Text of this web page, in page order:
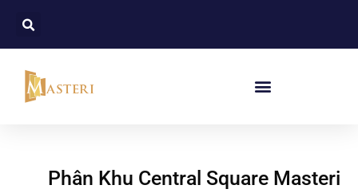
Phân Khu Central Square Masteri